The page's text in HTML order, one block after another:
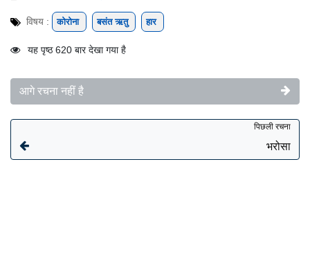
विषय : कोरोना बसंत ऋतु हार
यह पृष्ठ 620 बार देखा गया है
आगे रचना नहीं है
पिछली रचना
भरोसा